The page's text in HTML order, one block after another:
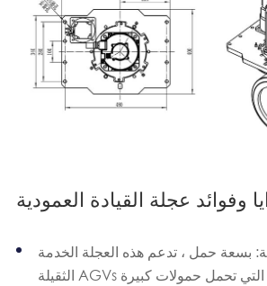
بسعة حمل ، تدعم هذه العجلة الخدمة